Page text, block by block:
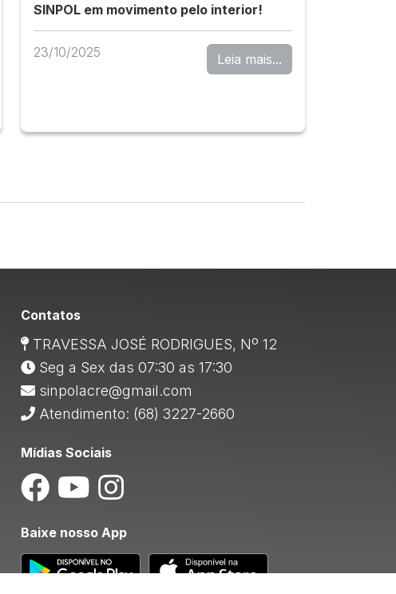
SINPOL em movimento pelo interior!
23/10/2025 Leia mais...
Contatos
TRAVESSA JOSÉ RODRIGUES, Nº 12
Seg a Sex das 07:30 as 17:30
sinpolacre@gmail.com
Atendimento: (68) 3227-2660
Mídias Sociais
Baixe nosso App